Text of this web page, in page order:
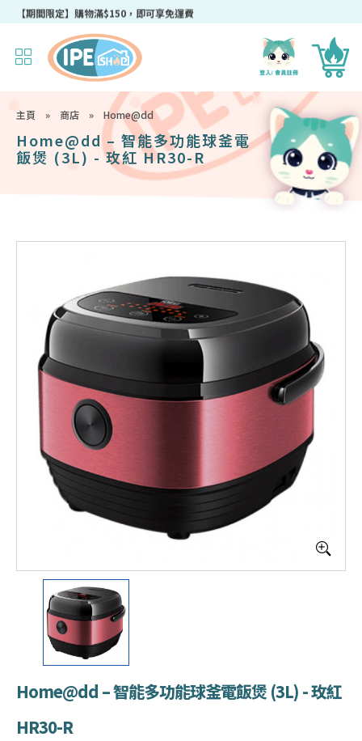
成為IPEshop會員，新會員即可獲得迎新$50購物優惠碼！
主頁 » 商店 » Home@dd
Home@dd – 智能多功能球釜電
飯煲 (3L) - 玫紅 HR30-R
Home@dd – 智能多功能球釜電飯煲 (3L) - 玫紅
HR30-R